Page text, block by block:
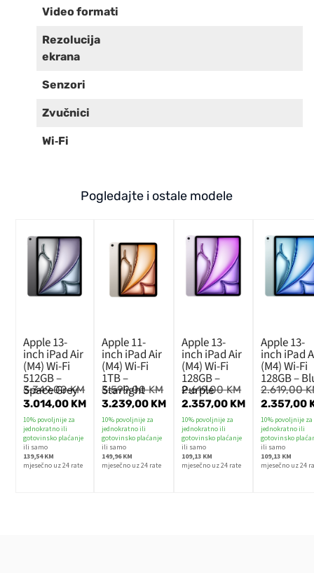
Video formati
Rezolucija
ekrana
Senzori
Zvučnici
Wi‑Fi
Pogledajte i ostale modele
Apple 13-
inch iPad Air
(M4) Wi-Fi
512GB –
Space Grey
3.349,00KM
3.014,00 KM
10% povoljnije za
jednokratno ili
gotovinsko plaćanje
ili samo
139,54 KM
mjesečno uz 24 rate
Apple 11-
inch iPad Air
(M4) Wi-Fi
1TB –
Starlight
3.599,00KM
3.239,00 KM
10% povoljnije za
jednokratno ili
gotovinsko plaćanje
ili samo
149,96 KM
mjesečno uz 24 rate
Apple 13-
inch iPad Air
(M4) Wi-Fi
128GB –
Purple
2.619,00KM
2.357,00 KM
10% povoljnije za
jednokratno ili
gotovinsko plaćanje
ili samo
109,13 KM
mjesečno uz 24 rate
Apple 13-
inch iPad
(M4) Wi-Fi
128GB –
2.619,00
2.357,00
10% povoljnije za
jednokratno ili
gotovinsko
ili samo
109,13 KM
mjesečno uz 24